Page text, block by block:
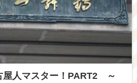
屋人マスター！PART2 ～